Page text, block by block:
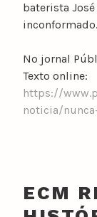
baterista
No jornal
Texto online:
https://
noticia/
ECM